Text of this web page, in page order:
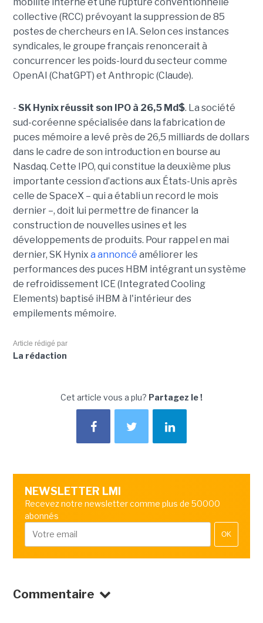
collective (RCC) prévoyant la suppression de 85
postes de chercheurs en IA. Selon ces instances
syndicales, le groupe français renoncerait à
concurrencer les poids-lourd du secteur comme
OpenAI (ChatGPT) et Anthropic (Claude).
- SK Hynix réussit son IPO à 26,5 Md$. La société
sud-coréenne spécialisée dans la fabrication de
puces mémoire a levé près de 26,5 milliards de dollars
dans le cadre de son introduction en bourse au
Nasdaq. Cette IPO, qui constitue la deuxième plus
importante cession d’actions aux États-Unis après
celle de SpaceX – qui a établi un record le mois
dernier –, doit lui permettre de financer la
construction de nouvelles usines et les
développements de produits. Pour rappel en mai
dernier, SK Hynix a annoncé améliorer les
performances des puces HBM intégrant un système
de refroidissement ICE (Integrated Cooling
Elements) baptisé iHBM à l'intérieur des
empilements mémoire.
Article rédigé par
La rédaction
Cet article vous a plu? Partagez le !
NEWSLETTER LMI
Recevez notre newsletter comme plus de 50000
abonnés
OK
Commentaire